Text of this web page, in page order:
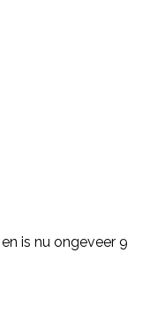
is nu ongeveer 9